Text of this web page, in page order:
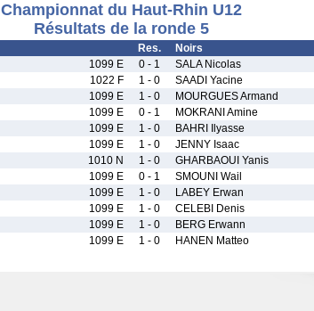
Championnat du Haut-Rhin U12
Résultats de la ronde 5
Res. Noirs
1099 E 0 - 1 SALA Nicolas
1022 F 1 - 0 SAADI Yacine
1099 E 1 - 0 MOURGUES Armand
1099 E 0 - 1 MOKRANI Amine
1099 E 1 - 0 BAHRI Ilyasse
1099 E 1 - 0 JENNY Isaac
1010 N 1 - 0 GHARBAOUI Yanis
1099 E 0 - 1 SMOUNI Wail
1099 E 1 - 0 LABEY Erwan
1099 E 1 - 0 CELEBI Denis
1099 E 1 - 0 BERG Erwann
1099 E 1 - 0 HANEN Matteo